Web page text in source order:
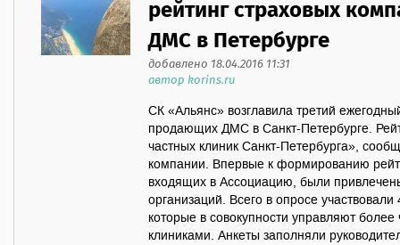
рейтинг страховых
ДМС в Петербурге
добавлено 18.04.2016 11:31
автор korins.ru
СК «Альянс» возглавила третий
продающих ДМС в Санкт-Петербурге.
частных клиник Санкт-Петербурга»,
компании. Впервые к формированию
входящих в Ассоциацию, были
организаций. Всего в опросе
которые в совокупности управляют
клиниками. Анкеты заполняли